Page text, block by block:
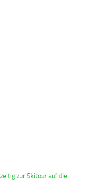
zur Skitour auf die